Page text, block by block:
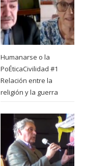
Humanarse o la
PoÉticaCivilidad #1
Relación entre la
religión y la guerra